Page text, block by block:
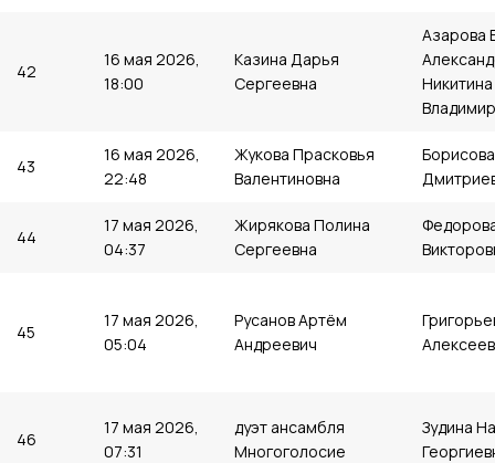
42
16 мая 2026,
18:00
Казина Дарья
Сергеевна
Азарова
43
16 мая 2026,
22:48
Жукова Прасковья
Валентиновна
44
17 мая 2026,
04:37
Жирякова Полина
Сергеевна
45
17 мая 2026,
05:04
Русанов Артём
Андреевич
46
17 мая 2026,
07:31
дуэт ансамбля
Многоголосие
Зудина